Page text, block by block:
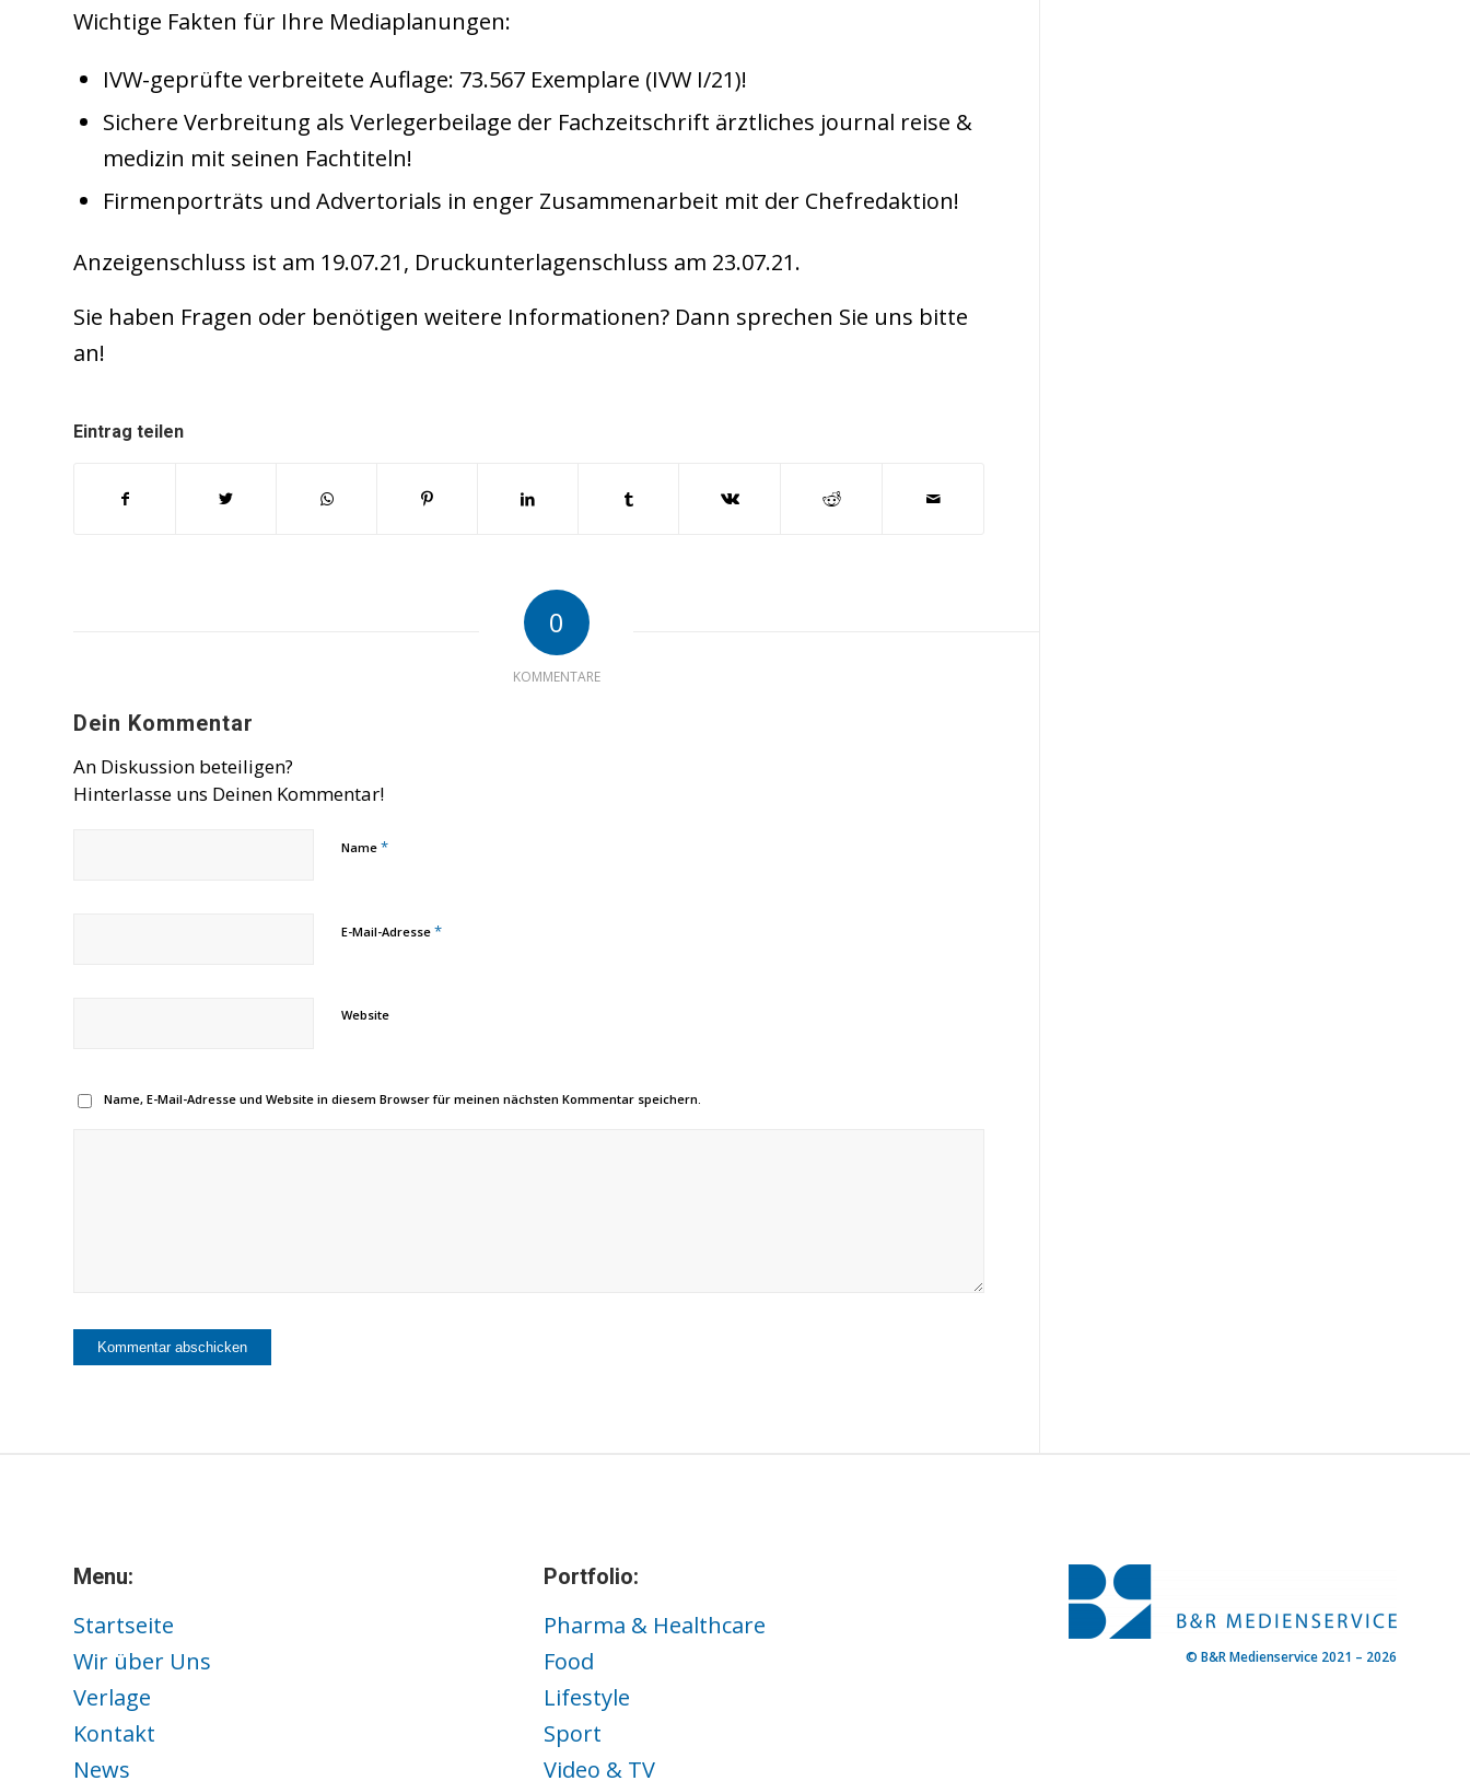
Wichtige Fakten für Ihre Mediaplanungen:
IVW-geprüfte verbreitete Auflage: 73.567 Exemplare (IVW I/21)!
Sichere Verbreitung als Verlegerbeilage der Fachzeitschrift ärztliches journal reise &
medizin mit seinen Fachtiteln!
Firmenporträts und Advertorials in enger Zusammenarbeit mit der Chefredaktion!
Anzeigenschluss ist am 19.07.21, Druckunterlagenschluss am 23.07.21.
Sie haben Fragen oder benötigen weitere Informationen? Dann sprechen Sie uns bitte
an!
Eintrag teilen
0
KOMMENTARE
Dein Kommentar
An Diskussion beteiligen?
Hinterlasse uns Deinen Kommentar!
Name *
E-Mail-Adresse *
Website
Name, E-Mail-Adresse und Website in diesem Browser für meinen nächsten Kommentar speichern.
Menu:
Startseite
Wir über Uns
Verlage
Kontakt
News
Portfolio:
Pharma & Healthcare
Food
Lifestyle
Sport
Video & TV
© B&R Medienservice 2021 – 2026